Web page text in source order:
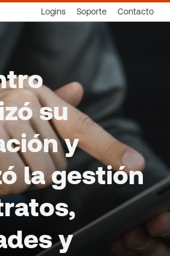
Logins Soporte Contacto
su
y
la gestión
y